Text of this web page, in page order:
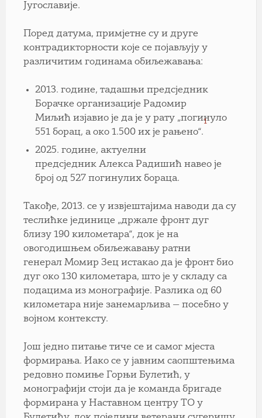
Југославије.
Поред датума, примјетне су и друге
контрадикторности које се појављују у
различитим годинама обиљежавања:
2013. године, тадашњи предсједник
Борачке организације Радомир
Миљић изјавио је да је у рату „погинуло
551 борац, а око 1.500 их је рањено“.
1
2025. године, актуелни
предсједник Алекса Радишић навео је
број од 527 погинулих бораца.
Такође, 2013. се у извјештајима наводи да су
теслићке јединице „држале фронт дуг
близу 190 километара“, док је на
овогодишњем обиљежавању ратни
генерал Момир Зец истакао да је фронт био
дуг око 130 километара, што је у складу са
подацима из монографије. Разлика од 60
километара није занемарљива — посебно у
војном контексту.
Још једно питање тиче се и самог мјеста
формирања. Иако се у јавним саопштењима
редовно помиње Горњи Булетић, у
монографији стоји да је команда бригаде
формирана у Наставном центру ТО у